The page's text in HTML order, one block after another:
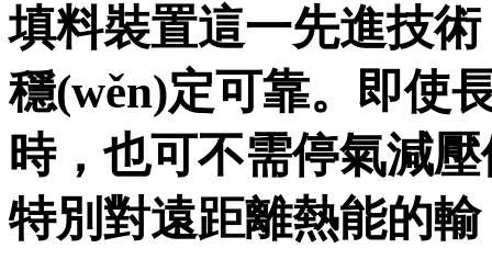
填料裝置這一先進技
穩(wěn)定可靠。即使
時，也可不需停氣
特別對遠距離熱能的輸